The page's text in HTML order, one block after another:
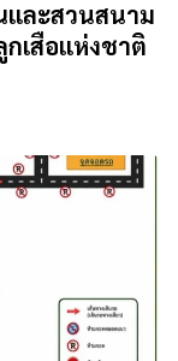
ละสวนสนาม
เสือแห่งชาติ